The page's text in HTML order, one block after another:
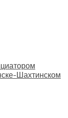
Шахтинском